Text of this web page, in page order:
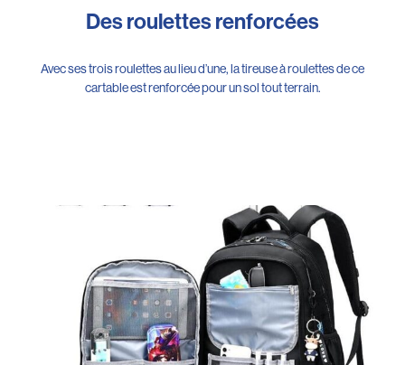
Des roulettes renforcées
Avec ses trois roulettes au lieu d’une, la tireuse à roulettes de ce
cartable est renforcée pour un sol tout terrain.